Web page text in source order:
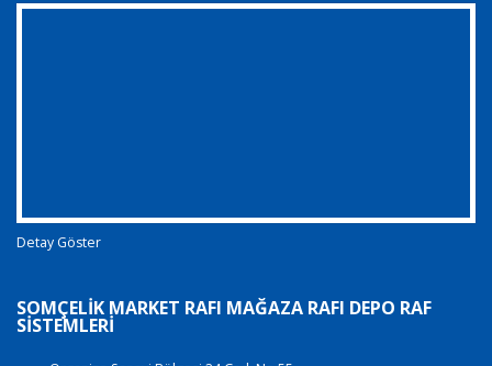
Detay Göster
SOMÇELIK MARKET RAFI MAĞAZA RAFI DEPO RAF
SISTEMLERI